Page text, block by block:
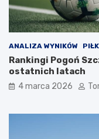
ANALIZA WYNIKÓW
Rankingi Pogoń
ostatnich latach
4 marca 2026